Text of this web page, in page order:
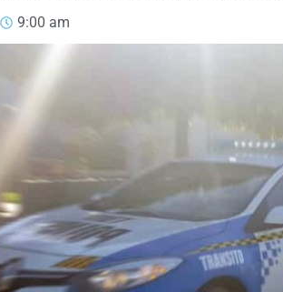
9:00 am